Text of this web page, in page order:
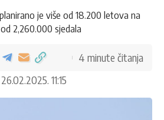
je više od 18.200 letova na
2,260.000 sjedala
11:15
4 minute čitanja